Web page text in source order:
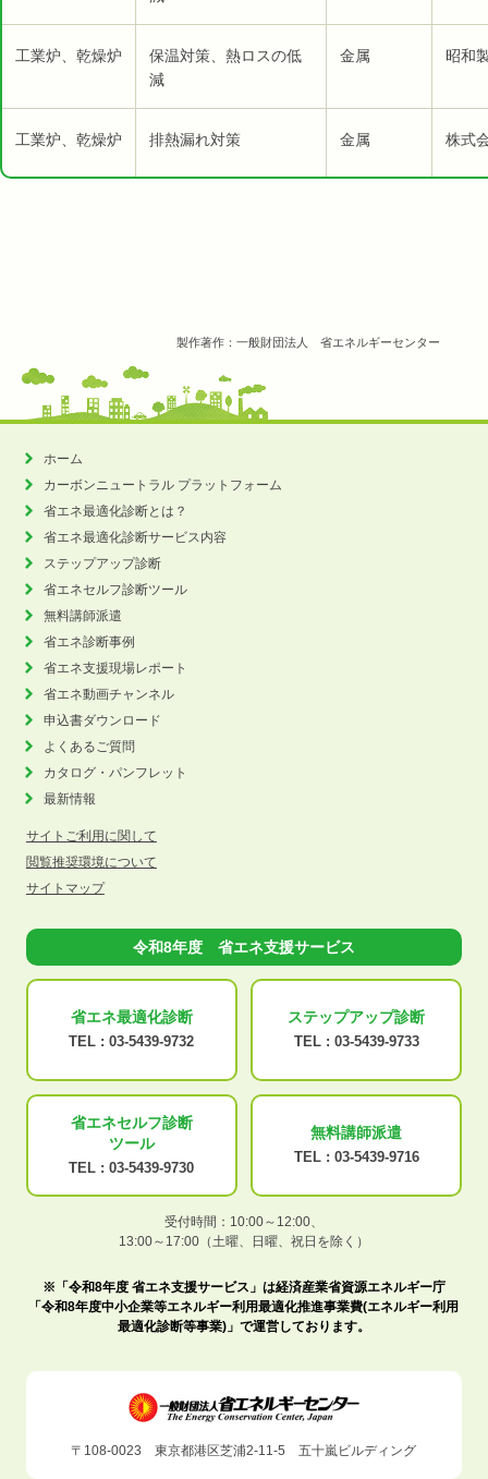
工業炉、乾燥炉
保温対策、熱ロスの低
減
金属 昭和
工業炉、乾燥炉 排熱漏れ対策 金属 株式
製作著作：一般財団法人 省エネルギーセンター
ホーム
カーボンニュートラル プラットフォーム
省エネ最適化診断とは？
省エネ最適化診断サービス内容
ステップアップ診断
省エネセルフ診断ツール
無料講師派遣
省エネ診断事例
省エネ支援現場レポート
省エネ動画チャンネル
申込書ダウンロード
よくあるご質問
カタログ・パンフレット
最新情報
サイトご利用に関して
閲覧推奨環境について
サイトマップ
令和8年度 省エネ支援サービス
省エネ最適化診断
TEL : 03-5439-9732
ステップアップ診断
TEL : 03-5439-9733
省エネセルフ診断
ツール
TEL : 03-5439-9730
無料講師派遣
TEL : 03-5439-9716
受付時間：10:00～12:00、
13:00～17:00（土曜、日曜、祝日を除く）
※「令和8年度 省エネ支援サービス」は経済産業省資源エネルギー庁
「令和8年度中小企業等エネルギー利用最適化推進事業費(エネルギー利用
最適化診断等事業)」で運営しております。
〒108-0023 東京都港区芝浦2-11-5 五十嵐ビルディング